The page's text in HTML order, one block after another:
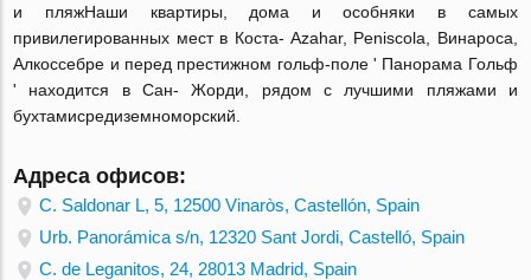
и пляжНаши квартиры, дома и особняки в самых
привилегированных мест в Коста- Azahar, Peniscola, Винароса,
Алкоссебре и перед престижном гольф-поле ' Панорама Гольф
' находится в Сан- Жорди, рядом с лучшими пляжами и
бухтамисредиземноморский.
Адреса офисов:
C. Saldonar L, 5, 12500 Vinaròs, Castellón, Spain
Urb. Panorámica s/n, 12320 Sant Jordi, Castelló, Spain
C. de Leganitos, 24, 28013 Madrid, Spain